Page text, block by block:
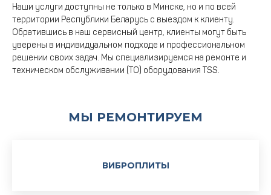
Наши услуги доступны не только в Минске, но и по всей
территории Республики Беларусь с выездом к клиенту.
Обратившись в наш сервисный центр, клиенты могут быть
уверены в индивидуальном подходе и профессиональном
решении своих задач. Мы специализируемся на ремонте и
техническом обслуживании (ТО) оборудования TSS.
МЫ РЕМОНТИРУЕМ
ВИБРОПЛИТЫ